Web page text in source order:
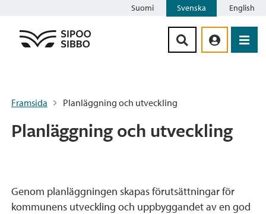
Suomi Svenska English
Framsida Planläggning och utveckling
Planläggning och utveckling
Genom planläggningen skapas förutsättningar för
kommunens utveckling och uppbyggandet av en god